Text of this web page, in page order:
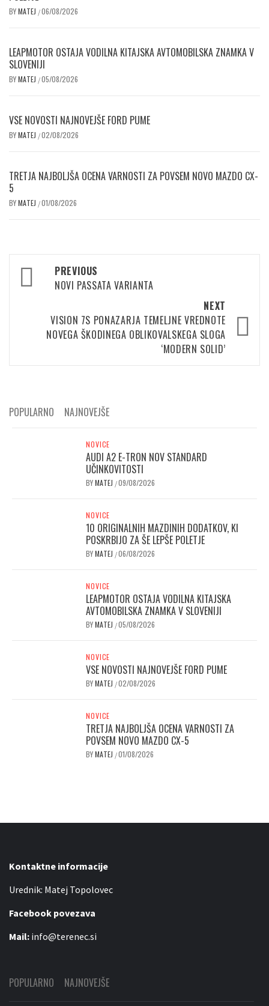
BYMATEJ /06/08/2026
LEAPMOTOR OSTAJA VODILNA KITAJSKA AVTOMOBILSKA ZNAMKA V
SLOVENIJI
BYMATEJ /05/08/2026
VSE NOVOSTI NAJNOVEJŠE FORD PUME
BYMATEJ /02/08/2026
TRETJA NAJBOLJŠA OCENA VARNOSTI ZA POVSEM NOVO MAZDO CX-
5
BYMATEJ /01/08/2026
Post
navigation
PREVIOUS
NOVI PASSATA VARIANTA
NEXT
VISION 7S PONAZARJA TEMELJNE VREDNOTE
NOVEGA ŠKODINEGA OBLIKOVALSKEGA SLOGA
‘MODERN SOLID’
POPULARNO NAJNOVEJŠE
NOVICE
AUDI A2 E-TRON NOV STANDARD
UČINKOVITOSTI
BYMATEJ /09/08/2026
NOVICE
10 ORIGINALNIH MAZDINIH DODATKOV, KI
POSKRBIJO ZA ŠE LEPŠE POLETJE
BYMATEJ /06/08/2026
NOVICE
LEAPMOTOR OSTAJA VODILNA KITAJSKA
AVTOMOBILSKA ZNAMKA V SLOVENIJI
BYMATEJ /05/08/2026
NOVICE
VSE NOVOSTI NAJNOVEJŠE FORD PUME
BYMATEJ /02/08/2026
NOVICE
TRETJA NAJBOLJŠA OCENA VARNOSTI ZA
POVSEM NOVO MAZDO CX-5
BYMATEJ /01/08/2026
Kontaktne informacije
Urednik: Matej Topolovec
Facebook povezava
Mail: info@terenec.si
POPULARNO NAJNOVEJŠE